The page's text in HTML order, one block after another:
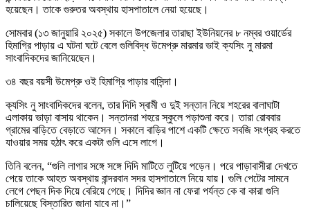
হয়েছেন। তাকে গুরুতর অবস্থায় হাসপাতালে নেয়া হয়েছে।
সোমবার (১৩ জানুয়ারি ২০২৫) সকালে উপজেলার তারাছা ইউনিয়নের ৮ নম্বর ওয়ার্ডের
হিমাগ্রি পাড়ায় এ ঘটনা ঘটে বেলে গুলিবিদ্ধ উমেপ্রু মারমার ভাই ক্যসিং নু মারমা
সাংবাদিকদের জানিয়েছেন।
৩৪ বছর বয়সী উমেপ্রু ওই হিমাগ্রি পাড়ার বাসিন্দা।
ক্যসিং নু সাংবাদিকদের বলেন, তার দিদি স্বামী ও দুই সন্তান নিয়ে শহরের বালাঘাটা
এলাকায় ভাড়া বাসায় থাকেন। সন্তানরা শহরে স্কুলে পড়াশুনা করে। তারা রোববার
গ্রামের বাড়িতে বেড়াতে আসেন। সকালে বাড়ির পাশে একটি ক্ষেতে সবজি সংগ্রহ করতে
যাওয়ার সময় হঠাৎ করে একটা গুলি এসে লাগে।
তিনি বলেন, “গুলি লাগার সঙ্গে সঙ্গে দিদি মাটিতে লুটিয়ে পড়েন। পরে পাড়াবাসীরা দেখতে
পেয়ে তাকে আহত অবস্থায় বান্দরবান সদর হাসপাতালে নিয়ে যায়। গুলি পেটের সামনে
লেগে পেছন দিক দিয়ে বেরিয়ে গেছে। দিদির জ্ঞান না ফেরা পর্যন্ত কে বা কারা গুলি
চালিয়েছে বিস্তারিত জানা যাবে না।”